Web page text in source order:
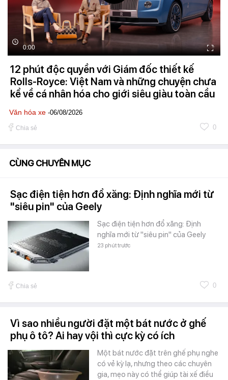
0:00
12 phút độc quyền với Giám đốc thiết kế
Rolls-Royce: Việt Nam và những chuyện chưa
kể về cá nhân hóa cho giới siêu giàu toàn cầu
Văn hóa xe -06/08/2026
Chia sẻ 0
CÙNG CHUYÊN MỤC
Sạc điện tiện hơn đổ xăng: Định nghĩa mới từ
"siêu pin" của Geely
Sạc điện tiện hơn đổ xăng: Định
nghĩa mới từ "siêu pin" của Geely
23 phút trước
Chia sẻ 0
Vì sao nhiều người đặt một bát nước ở ghế
phụ ô tô? Ai hay vội thì cực kỳ có ích
Một bát nước đặt trên ghế phụ nghe
có vẻ kỳ lạ, nhưng theo các chuyên
gia, mẹo này có thể giúp tài xế điều